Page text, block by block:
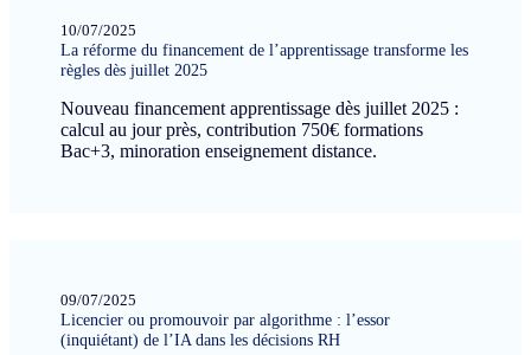
10/07/2025
La réforme du financement de l’apprentissage transforme les
règles dès juillet 2025
Nouveau financement apprentissage dès juillet 2025 :
calcul au jour près, contribution 750€ formations
Bac+3, minoration enseignement distance.
09/07/2025
Licencier ou promouvoir par algorithme : l’essor
(inquiétant) de l’IA dans les décisions RH